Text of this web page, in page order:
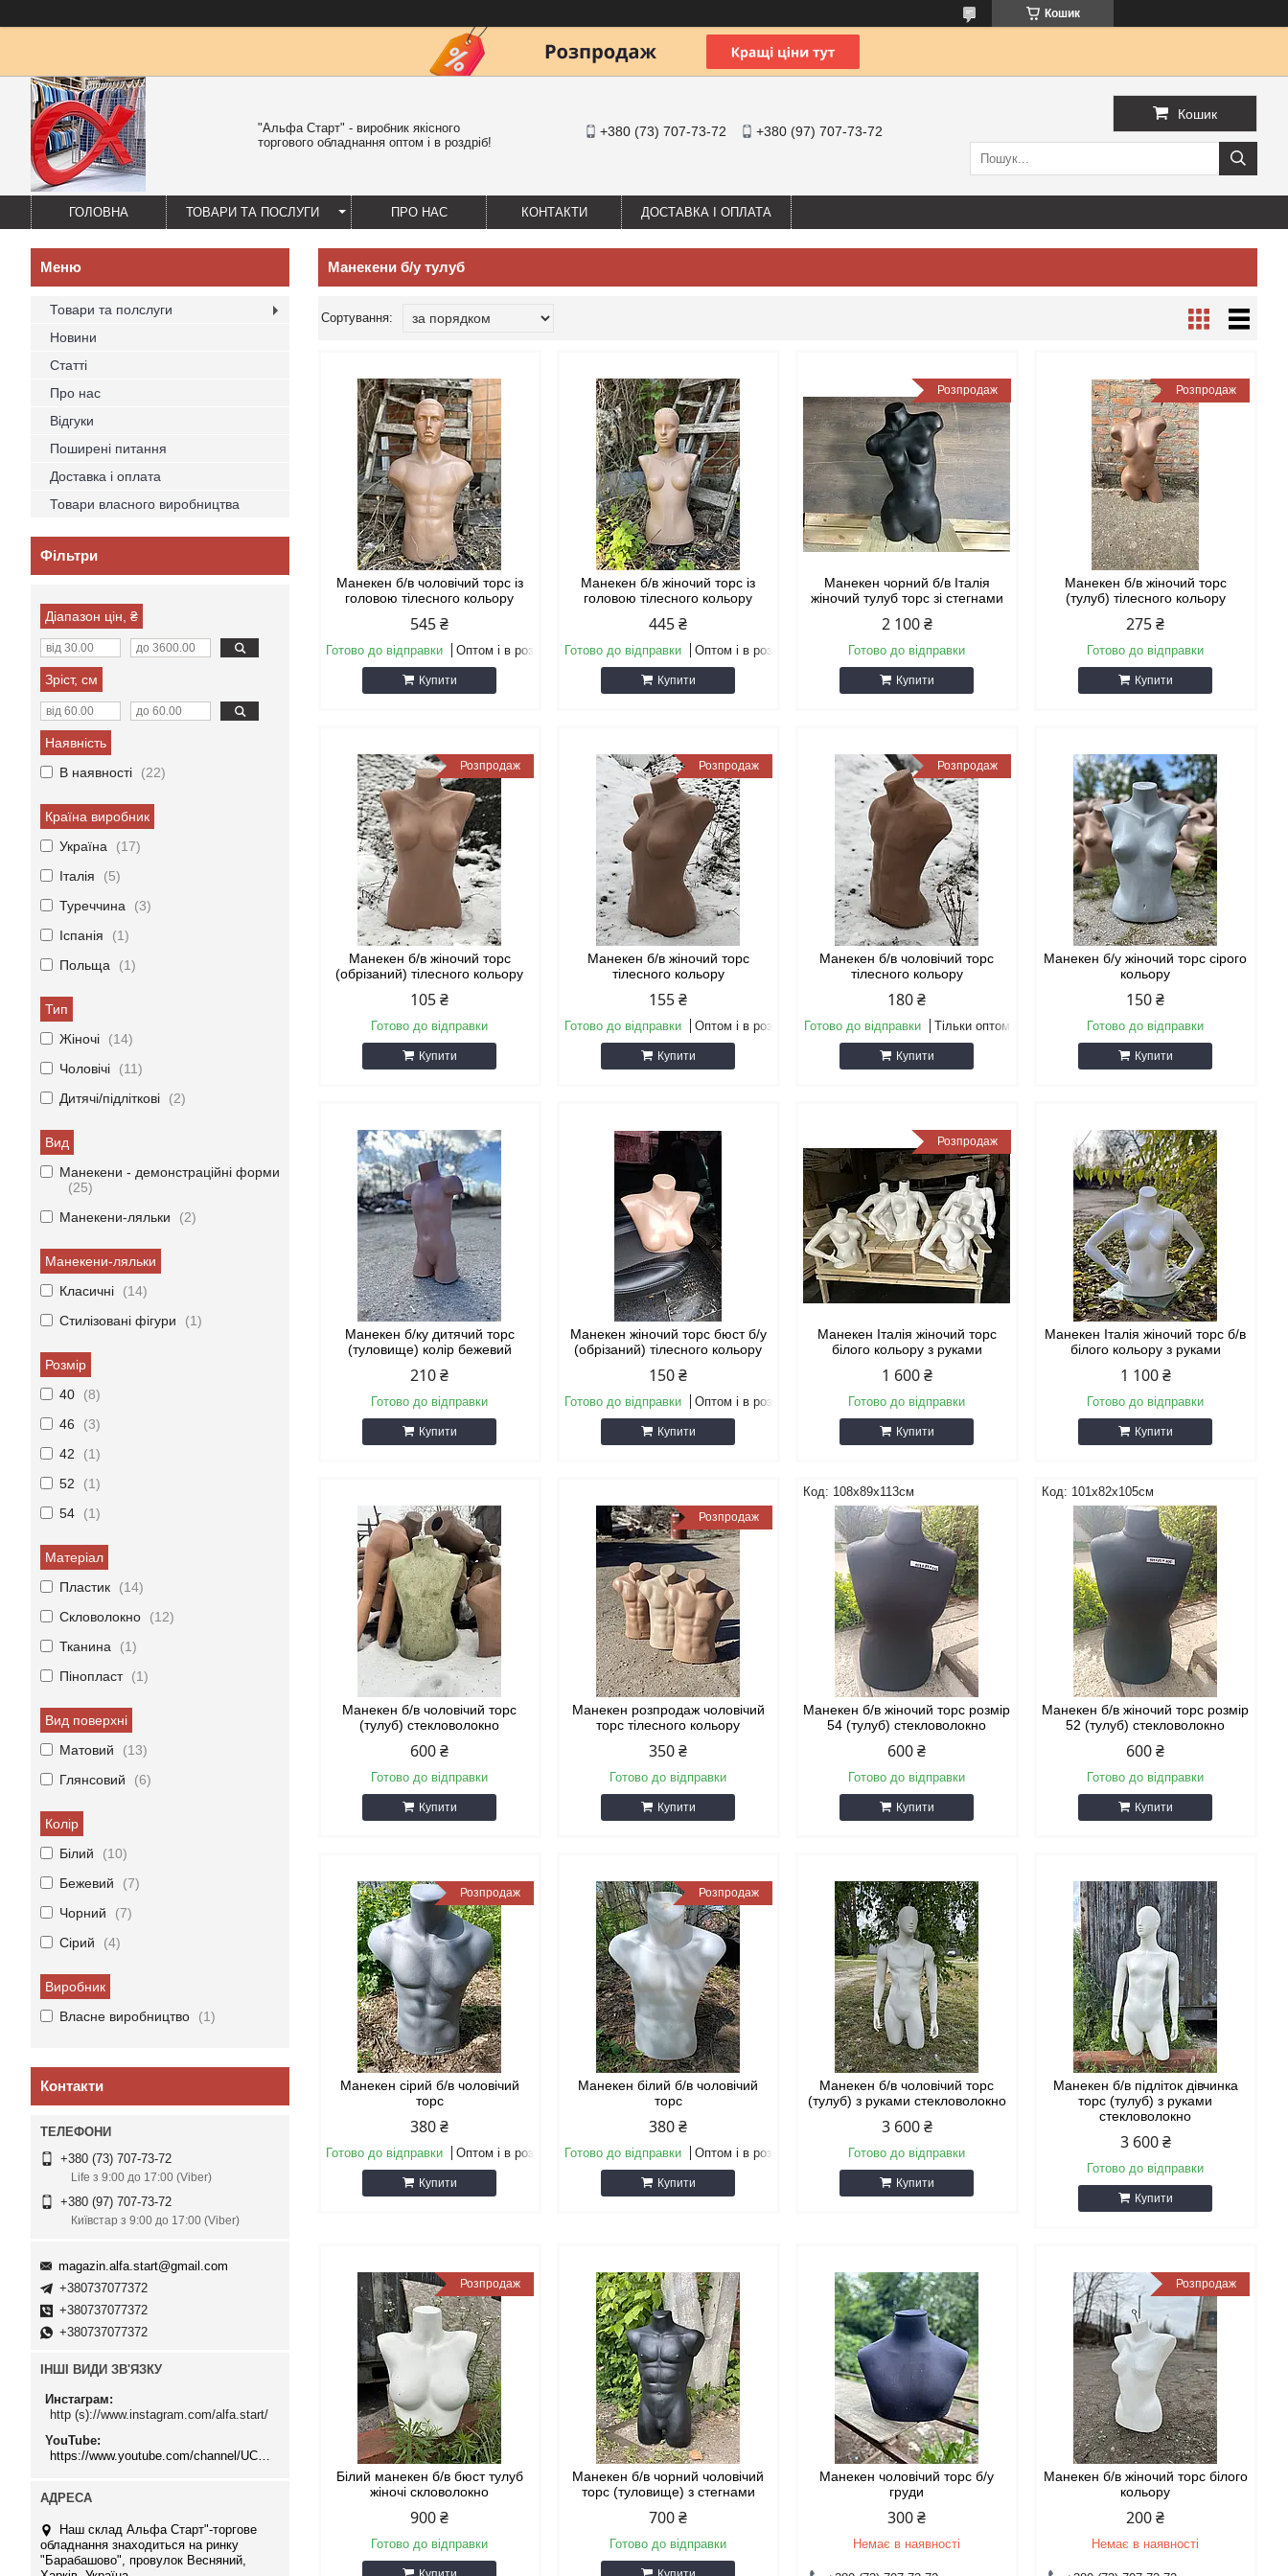
Кошик
"Альфа Старт" - виробник якісного
торгового обладнання оптом і в роздріб!
+380 (73) 707-73-72 +380 (97) 707-73-72
Кошик
ГОЛОВНА ТОВАРИ ТА ПОСЛУГИ ПРО НАС КОНТАКТИ ДОСТАВКА І ОПЛАТА
Манекени б/у тулуб
Манекен б/в чоловічий торс із
головою тілесного кольору
545 ₴
Готово до відправки Оптом і в роздріб
Купити
Манекен б/в жіночий торс із
головою тілесного кольору
445 ₴
Готово до відправки Оптом і в роздріб
Купити
Розпродаж
Манекен чорний б/в Італія
жіночий тулуб торс зі стегнами
2 100 ₴
Готово до відправки
Купити
Розпродаж
Манекен б/в жіночий торс
(тулуб) тілесного кольору
275 ₴
Готово до відправки
Купити
Розпродаж
Манекен б/в жіночий торс
(обрізаний) тілесного кольору
105 ₴
Готово до відправки
Купити
Розпродаж
Манекен б/в жіночий торс
тілесного кольору
155 ₴
Готово до відправки Оптом і в роздріб
Купити
Розпродаж
Манекен б/в чоловічий торс
тілесного кольору
180 ₴
Готово до відправки Тільки оптом
Купити
Манекен б/у жіночий торс сірого
кольору
150 ₴
Готово до відправки
Купити
Манекен б/ку дитячий торс
(туловище) колір бежевий
210 ₴
Готово до відправки
Купити
Манекен жіночий торс бюст б/у
(обрізаний) тілесного кольору
150 ₴
Готово до відправки Оптом і в роздріб
Купити
Розпродаж
Манекен Італія жіночий торс
білого кольору з руками
1 600 ₴
Готово до відправки
Купити
Манекен Італія жіночий торс б/в
білого кольору з руками
1 100 ₴
Готово до відправки
Купити
Манекен б/в чоловічий торс
(тулуб) стекловолокно
600 ₴
Готово до відправки
Купити
Розпродаж
Манекен розпродаж чоловічий
торс тілесного кольору
350 ₴
Готово до відправки
Купити
108х89х113см
Манекен б/в жіночий торс розмір
54 (тулуб) стекловолокно
600 ₴
Готово до відправки
Купити
101х82х105см
Манекен б/в жіночий торс розмір
52 (тулуб) стекловолокно
600 ₴
Готово до відправки
Купити
Розпродаж
Манекен сірий б/в чоловічий
торс
380 ₴
Готово до відправки Оптом і в роздріб
Купити
Розпродаж
Манекен білий б/в чоловічий
торс
380 ₴
Готово до відправки Оптом і в роздріб
Купити
Манекен б/в чоловічий торс
(тулуб) з руками стекловолокно
3 600 ₴
Готово до відправки
Купити
Манекен б/в підліток дівчинка
торс (тулуб) з руками
стекловолокно
3 600 ₴
Готово до відправки
Купити
Розпродаж
Білий манекен б/в бюст тулуб
жіночі скловолокно
900 ₴
Готово до відправки
Манекен б/в чорний чоловічий
торс (туловище) з стегнами
700 ₴
Готово до відправки
Манекен чоловічий торс б/у
груди
300 ₴
Немає в наявності
Розпродаж
Манекен б/в жіночий торс білого
кольору
200 ₴
Немає в наявності
Товари та полслуги
Новини
Статті
Про нас
Відгуки
Поширені питання
Доставка і оплата
Товари власного виробництва
Фільтри
Діапазон цін, ₴
Зріст, см
Наявність
В наявності
22
Країна виробник
Україна
17
Італія
5
Туреччина
3
Іспанія
1
Польща
1
Тип
Жіночі
14
Чоловічі
11
Дитячі/підліткові
2
Вид
Манекени - демонстраційні форми
25
Манекени-ляльки
2
Манекени-ляльки
Класичні
14
Стилізовані фігури
1
Розмір
40
8
46
3
42
1
52
1
54
1
Матеріал
Пластик
14
Скловолокно
12
Тканина
1
Пінопласт
1
Вид поверхні
Матовий
13
Глянсовий
6
Колір
Білий
10
Бежевий
7
Чорний
7
Сірий
4
Виробник
Власне виробництво
1
Контакти
+380 (73) 707-73-72
Life з 9:00 до 17:00 (Viber)
+380 (97) 707-73-72
Київстар з 9:00 до 17:00 (Viber)
magazin.alfa.start@gmail.com
+380737077372
+380737077372
+380737077372
ІНШІ ВИДИ ЗВ'ЯЗКУ
Инстаграм
http (s)://www.instagram.com/alfa.start/
YouTube
Наш склад Альфа Старт"-торгове
обладнання знаходиться на ринку
"Барабашово", провулок Весняний,